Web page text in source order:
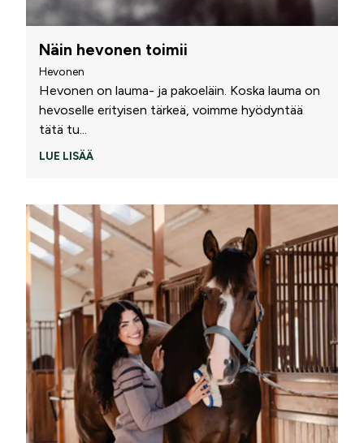
Näin hevonen toimii
Hevonen
Hevonen on lauma- ja pakoeläin. Koska lauma on
hevoselle erityisen tärkeä, voimme hyödyntää
tätä tu...
LUE LISÄÄ